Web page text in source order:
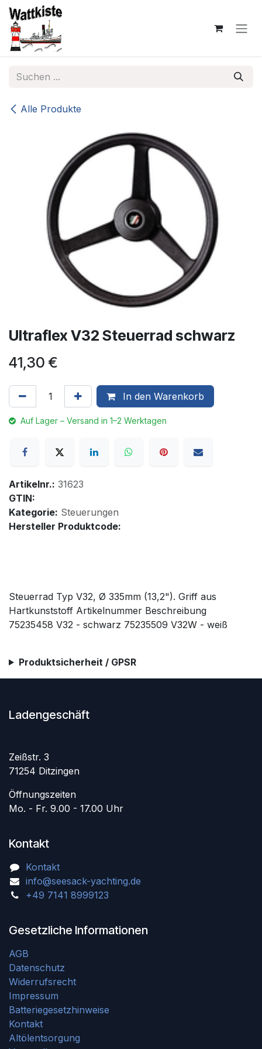
Zum Inhalt springen
Alle Produkte
Ultraflex V32 Steuerrad schwarz
41,30 €
In den Warenkorb
Auf Lager – Versand in 1–2 Werktagen
Artikelnr.: 31623
GTIN:
Kategorie: Steuerungen
Hersteller Produktcode:
Steuerrad Typ V32, Ø 335mm (13,2"). Griff aus
Hartkunststoff Artikelnummer Beschreibung
75235458 V32 - schwarz 75235509 V32W - weiß
Produktsicherheit / GPSR
Ladengeschäft
Zeißstr. 3
71254 Ditzingen
Öffnungszeiten
Mo. - Fr. 9.00 - 17.00 Uhr
Kontakt
Kontakt
info@seesack-yachting.de
+49 7141 8999123
Gesetzliche Informationen
AGB
Datenschutz
Widerrufsrecht
Impressum
Batteriegesetzhinweise
Kontakt
Altölentsorgung